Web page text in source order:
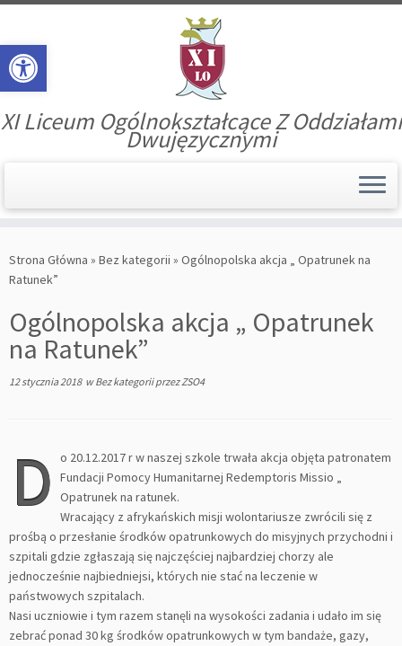
Open toolbar
to
content
XI Liceum Ogólnokształcące Z Oddziałami
Dwujęzycznymi
Strona Główna » Bez kategorii » Ogólnopolska akcja „ Opatrunek na
Ratunek”
Ogólnopolska akcja „ Opatrunek
na Ratunek”
12 stycznia 2018wBez kategoriiprzezZSO4
D
o 20.12.2017 r w naszej szkole trwała akcja objęta patronatem
Fundacji Pomocy Humanitarnej Redemptoris Missio „
Opatrunek na ratunek.
Wracający z afrykańskich misji wolontariusze zwrócili się z
prośbą o przesłanie środków opatrunkowych do misyjnych przychodni i
szpitali gdzie zgłaszają się najczęściej najbardziej chorzy ale
jednocześnie najbiedniejsi, których nie stać na leczenie w
państwowych szpitalach.
Nasi uczniowie i tym razem stanęli na wysokości zadania i udało im się
zebrać ponad 30 kg środków opatrunkowych w tym bandaże, gazy,